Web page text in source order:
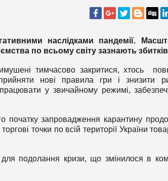
наслідками пандемії.
по всьому світу зазнають
тимчасово закритися, хтось
нові правила гри і знизити
у звичайному режимі,
початку запровадження карантину
точки по всій території України
подолання кризи, що змінилося в